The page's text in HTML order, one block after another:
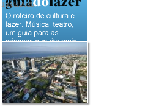
18.02.2025
PUB